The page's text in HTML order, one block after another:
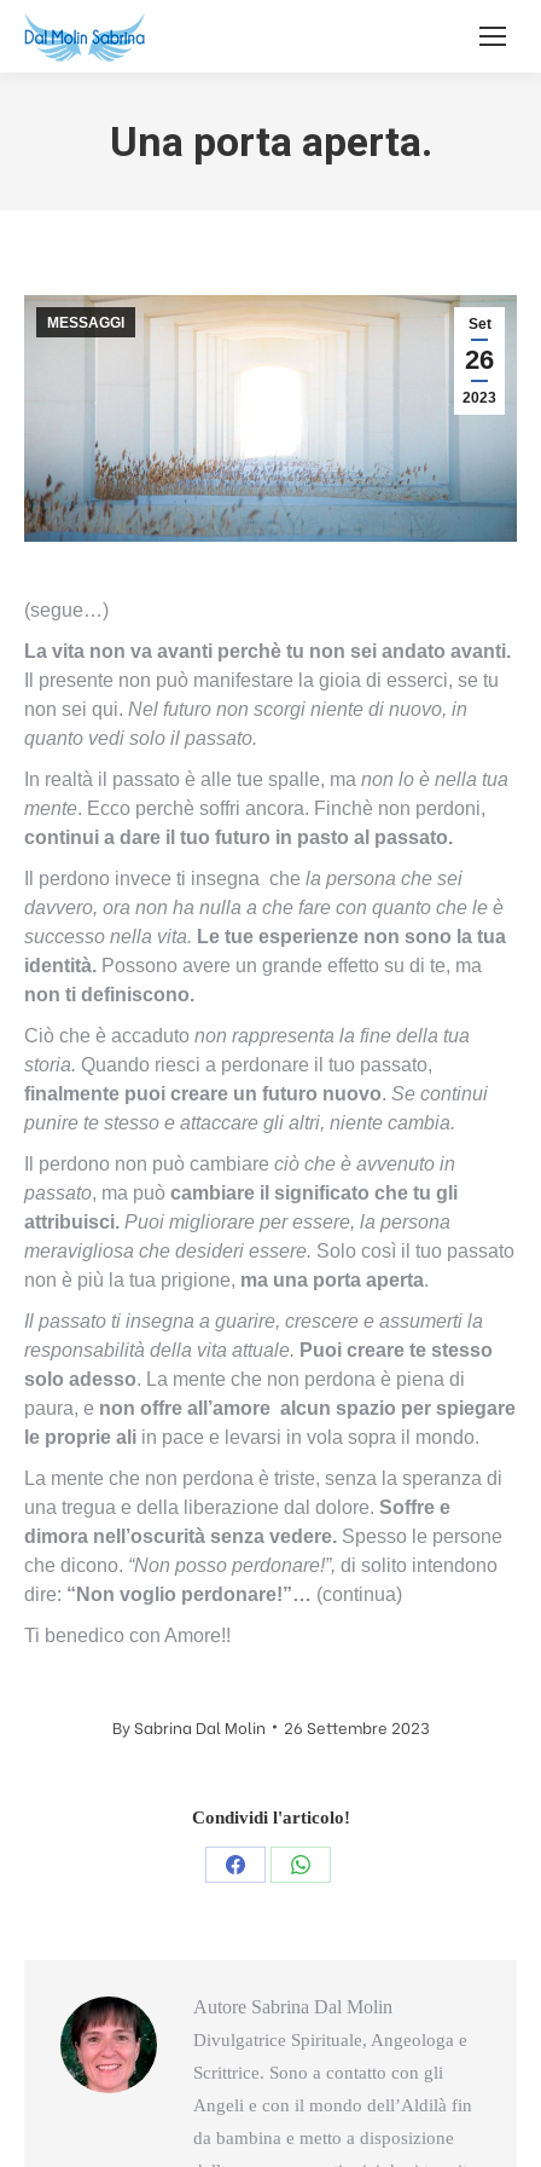
Una porta aperta.
Set
26
2023
MESSAGGI
(segue…)
La vita non va avanti perchè tu non sei andato avanti.
Il presente non può manifestare la gioia di esserci, se tu
non sei qui. Nel futuro non scorgi niente di nuovo, in
quanto vedi solo il passato.
In realtà il passato è alle tue spalle, ma non lo è nella tua
mente. Ecco perchè soffri ancora. Finchè non perdoni,
continui a dare il tuo futuro in pasto al passato.
Il perdono invece ti insegna che la persona che sei
davvero, ora non ha nulla a che fare con quanto che le è
successo nella vita. Le tue esperienze non sono la tua
identità. Possono avere un grande effetto su di te, ma
non ti definiscono.
Ciò che è accaduto non rappresenta la fine della tua
storia. Quando riesci a perdonare il tuo passato,
finalmente puoi creare un futuro nuovo. Se continui
punire te stesso e attaccare gli altri, niente cambia.
Il perdono non può cambiare ciò che è avvenuto in
passato, ma può cambiare il significato che tu gli
attribuisci. Puoi migliorare per essere, la persona
meravigliosa che desideri essere. Solo così il tuo passato
non è più la tua prigione, ma una porta aperta.
Il passato ti insegna a guarire, crescere e assumerti la
responsabilità della vita attuale. Puoi creare te stesso
solo adesso. La mente che non perdona è piena di
paura, e non offre all’amore alcun spazio per spiegare
le proprie ali in pace e levarsi in vola sopra il mondo.
La mente che non perdona è triste, senza la speranza di
una tregua e della liberazione dal dolore. Soffre e
dimora nell’oscurità senza vedere. Spesso le persone
che dicono. “Non posso perdonare!”, di solito intendono
dire: “Non voglio perdonare!”… (continua)
Ti benedico con Amore!!
BySabrina Dal Molin 26 Settembre 2023
Condividi l'articolo!
CondividiCondividi
Autore Sabrina Dal Molin
Divulgatrice Spirituale, Angeologa e
Scrittrice. Sono a contatto con gli
Angeli e con il mondo dell’Aldilà fin
da bambina e metto a disposizione